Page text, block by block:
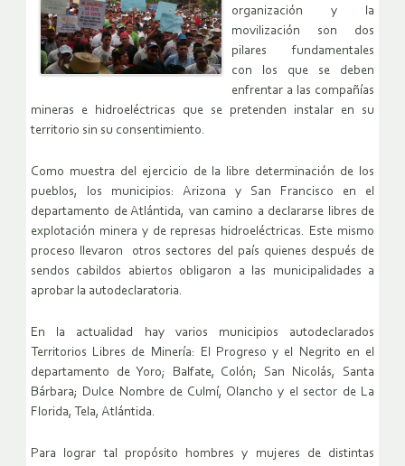
organización y la
movilización son dos
pilares fundamentales
con los que se deben
enfrentar a las compañías
mineras e hidroeléctricas que se pretenden instalar en su
territorio sin su consentimiento.
Como muestra del ejercicio de la libre determinación de los
pueblos, los municipios: Arizona y San Francisco en el
departamento de Atlántida, van camino a declararse libres de
explotación minera y de represas hidroeléctricas. Este mismo
proceso llevaron otros sectores del país quienes después de
sendos cabildos abiertos obligaron a las municipalidades a
aprobar la autodeclaratoria.
En la actualidad hay varios municipios autodeclarados
Territorios Libres de Minería: El Progreso y el Negrito en el
departamento de Yoro; Balfate, Colón; San Nicolás, Santa
Bárbara; Dulce Nombre de Culmí, Olancho y el sector de La
Florida, Tela, Atlántida.
Para lograr tal propósito hombres y mujeres de distintas